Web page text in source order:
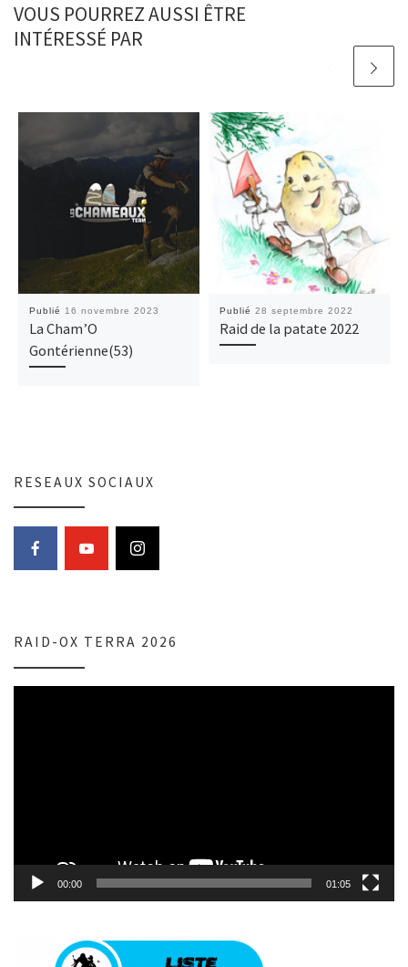
VOUS POURREZ AUSSI ÊTRE
INTÉRESSÉ PAR
Publié 16 novembre 2023
La Cham’O
Gontérienne(53)
Publié 28 septembre 2022
Raid de la patate 2022
RESEAUX SOCIAUX
RAID-OX TERRA 2026
00:00 01:05